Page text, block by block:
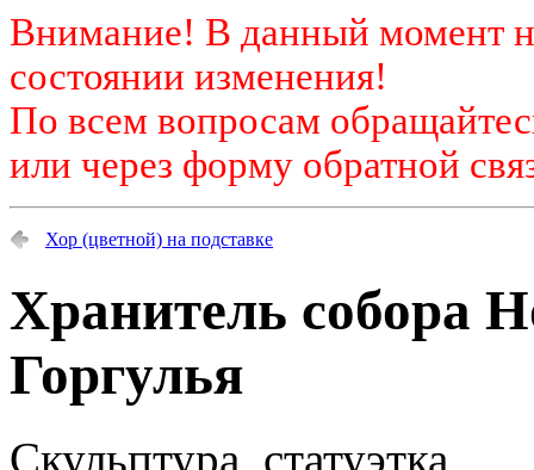
Внимание! В данный момент
состоянии изменения!
По всем вопросам
или через форму обратной
Хор (цветной) на подставке
Хранитель собора
Горгулья
Скульптура, статуэтка